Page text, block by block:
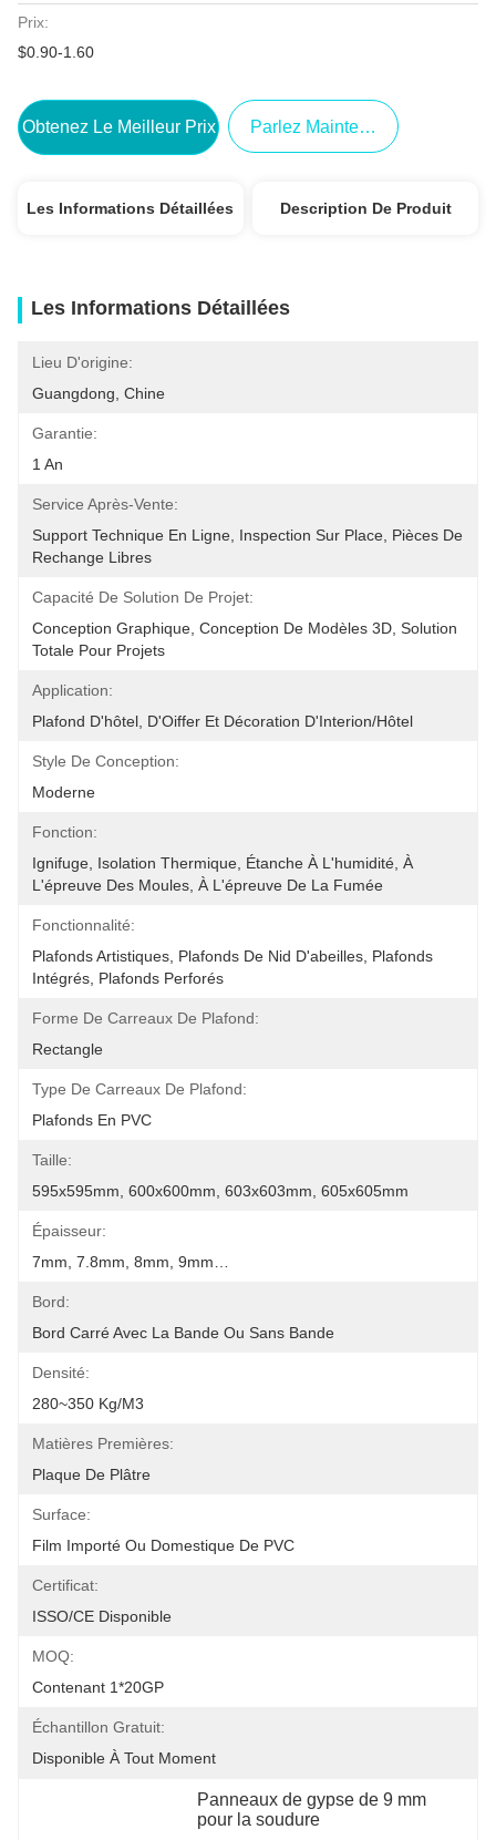
Prix:
$0.90-1.60
Obtenez Le Meilleur Prix Parlez Maintenant.
Les Informations Détaillées Description De Produit
Les Informations Détaillées
Lieu D'origine:
Guangdong, Chine
Garantie:
1 An
Service Après-Vente:
Support Technique En Ligne, Inspection Sur Place, Pièces De
Rechange Libres
Capacité De Solution De Projet:
Conception Graphique, Conception De Modèles 3D, Solution
Totale Pour Projets
Application:
Plafond D'hôtel, D'Oiffer Et Décoration D'Interion/hôtel
Style De Conception:
Moderne
Fonction:
Ignifuge, Isolation Thermique, Étanche À L'humidité, À
L'épreuve Des Moules, À L'épreuve De La Fumée
Fonctionnalité:
Plafonds Artistiques, Plafonds De Nid D'abeilles, Plafonds
Intégrés, Plafonds Perforés
Forme De Carreaux De Plafond:
Rectangle
Type De Carreaux De Plafond:
Plafonds En PVC
Taille:
595x595mm, 600x600mm, 603x603mm, 605x605mm
Épaisseur:
7mm, 7.8mm, 8mm, 9mm…
Bord:
Bord Carré Avec La Bande Ou Sans Bande
Densité:
280~350 Kg/m3
Matières Premières:
Plaque De Plâtre
Surface:
Film Importé Ou Domestique De PVC
Certificat:
ISSO/CE Disponible
MOQ:
Contenant 1*20GP
Échantillon Gratuit:
Disponible À Tout Moment
Panneaux de gypse de 9 mm
pour la soudure